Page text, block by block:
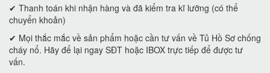
✔ Thanh toán khi nhận hàng và đã kiểm tra kĩ lưỡng (có thể
chuyển khoản)
✔ Mọi thắc mắc về sản phẩm hoặc cần tư vấn về Tủ Hồ Sơ chống
cháy nổ. Hãy để lại ngay SĐT hoặc IBOX trực tiếp để được tư
vấn.